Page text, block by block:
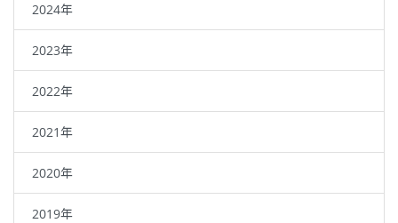
2024年
2023年
2022年
2021年
2020年
2019年